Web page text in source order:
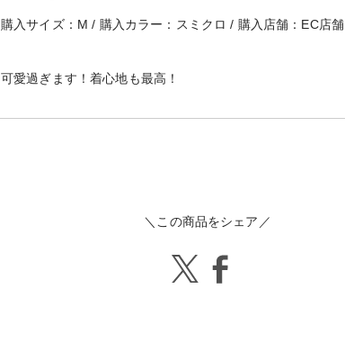
購入サイズ：M / 購入カラー：スミクロ / 購入店舗：EC店舗
可愛過ぎます！着心地も最高！
＼この商品をシェア／